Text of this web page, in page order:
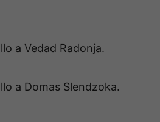
a Vedad Radonja.
a Domas Slendzoka.